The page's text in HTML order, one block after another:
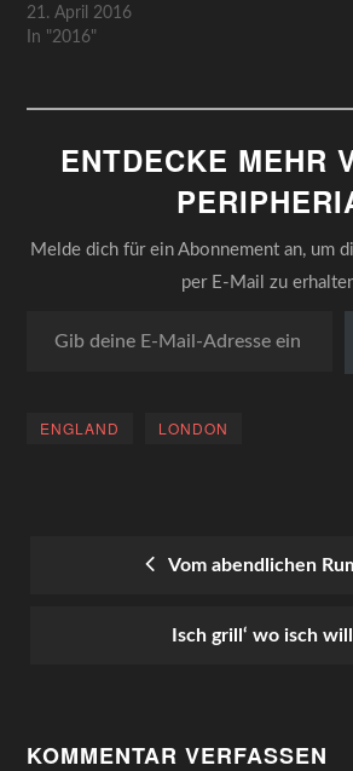
21. April 2016
In "2016"
ENTDECKE MEHR
Melde dich für ein Abonnement an, um
per E-Mail zu
ENGLAND LONDON
NAVIGATION
Vom abendlichen
Isch grill‘ wo isch will
KOMMENTAR VERFASSEN